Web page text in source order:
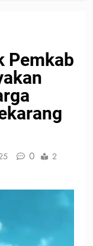
Pemkab
0
2